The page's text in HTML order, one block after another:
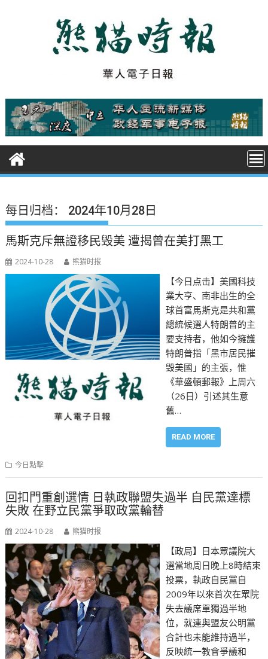
t
每日归档： 2024年10月28日
馬斯克斥無證移民毁美 遭揭曾在美打黑工
2024-10-28 熊猫时报
【今日点击】美國科技
業大亨、南非出生的全
球首富馬斯克是共和黨
總統候選人特朗普的主
要支持者，他如今擁護
特朗普指「黑市居民摧
毁美國」的主張，惟
《華盛頓郵報》上周六
（26日）引述其生意
舊…
READ MORE
今日點擊
回扣門重創選情 日執政聯盟失過半 自民黨達標
失敗 在野立民黨爭取政黨輪替
2024-10-28 熊猫时报
【政局】日本眾議院大
選當地周日晚上8時結束
投票，執政自民黨自
2009年以來首次在眾院
失去議席單獨過半地
位，就連與盟友公明黨
合計也未能維持過半，
反映統一教會爭議和